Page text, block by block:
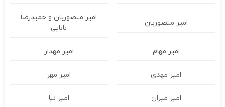
امیر منصوریان
امیر منصوریان و حمیدرضا
بابایی
امیر مهام امیر مهدار
امیر مهدی امیر مهر
امیر میران امیر نیا